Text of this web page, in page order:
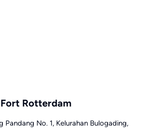
Rotterdam
Pandang No. 1, Kelurahan Bulogading,